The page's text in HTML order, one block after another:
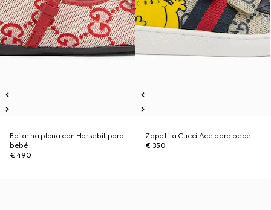
Bailarina plana con Horsebit para
bebé
€ 490
Zapatilla Gucci Ace para bebé
€ 350